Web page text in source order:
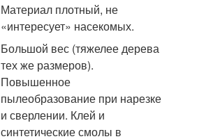
Материал плотный, не
«интересует» насекомых.
Большой вес (тяжелее дерева
тех же размеров).
Повышенное
пылеобразование при нарезке
и сверлении. Клей и
синтетические смолы в